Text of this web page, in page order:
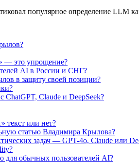
популярное определение LLM
— это упрощение?
AI в России и СНГ?
в защиту своей позиции?
ChatGPT, Claude и DeepSeek?
текст или нет?
статью Владимира Крылова?
задач — GPT-4o, Claude или
для обычных пользователей AI?